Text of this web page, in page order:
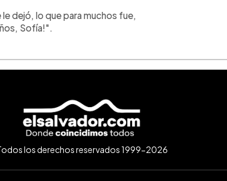
dejó, lo que para muchos fue,
Sofía!".
los derechos reservados 1999-2026